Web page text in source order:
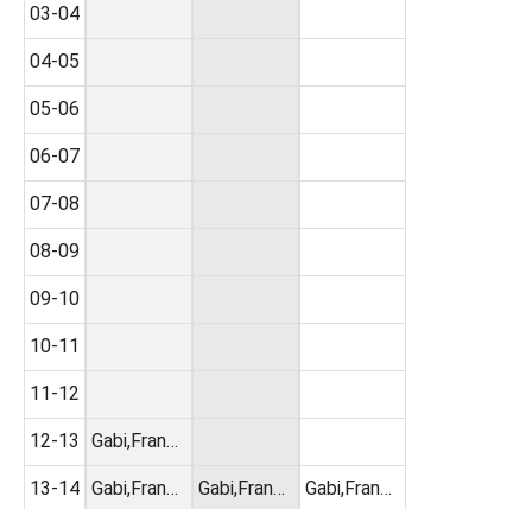
03-04
04-05
05-06
06-07
07-08
08-09
09-10
10-11
11-12
12-13
13-14
Gabi,Fran…
Gabi,Fran… Gabi,Fran… Gabi,Fran…